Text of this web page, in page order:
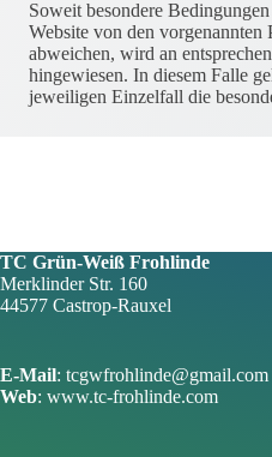
Soweit besondere
Website von den vorgenannten
abweichen, wird an
hingewiesen. In diesem Falle
jeweiligen Einzelfall die
TC Grün-Weiß Frohlinde
Merklinder Str. 160
44577 Castrop-Rauxel
E-Mail: tcgwfrohlinde@gmail.com
Web: www.tc-frohlinde.com